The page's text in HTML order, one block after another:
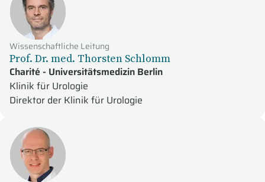
Wissenschaftliche Leitung
Prof. Dr. med. Thorsten Schlomm
Charité - Universitätsmedizin Berlin
Klinik für Urologie
Direktor der Klinik für Urologie